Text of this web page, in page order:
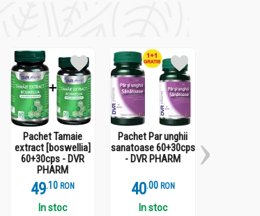
Pachet Tamaie
extract [boswellia]
60+30cps - DVR
PHARM
49.1 RON
In stoc
Pachet Par unghii
sanatoase 60+30cps
- DVR PHARM
40.0 RON
In stoc